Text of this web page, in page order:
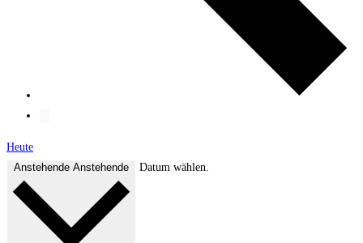
Heute
Anstehende Anstehende Datum wählen.